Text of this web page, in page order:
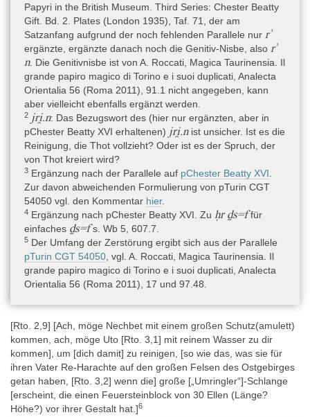
Digitaler Katalog
Museo Egizio Papyri
(noch nicht aktiv)
Erwerbsgeschichte
Der Papyrus wird im Jahr 1824 von Jean-François Champollion
als für seine Studien zur weiteren Entzifferung des Ägyptischen
herangezogen und in seinem „2. Brief“ an den Duc de Blacas
d’Aulps als „papyrus hiératique contenant les Litanies du dieu
Ooh-Thôouth
“ erwähnt (Champollion 1826, 46 [Kursivierung i.O.]
und eine Zeile faksimiliert auf Taf. 15, Nr. A; der „Brief“ ist auf S.
129 datiert auf Dezember 1824); als Cat. 1964 identifiziert von
Fabretti 1882, 256. Daher wird der Papyrus am
wahrscheinlichsten Teil der ersten Sammlung von Drovetti sein,
die im Oktober 1822 von der Academia della Scienze di Torino
angekauft worden war (dazu Ministero della pubblica istruzione
1880, Bd. 3, XII–XIII), so die Vermutung in der
Turiner Datenbank
Herkunft
Niltal südlich von Assiut bis zum 1. Katarakt » Theben »
westliches Ufer » Deir el-Medineh
Die Datenbank des Museo Egizio gibt fragend Deir el-Medineh als
Fundort an. Auch das dürfte auf der Annahme beruhen, der
Papyrus sei Teil der Sammlung Drovetti; denn der Großteil der
Papyri aus dieser Sammlung stammt aus Grabungen im
thebanischen Raum und hier speziell in der Gegend von Deir el-
Medineh (s. Roccati 2011, 11, Demarée 1993, 101).
Papyri in the British Museum. Third Series: Chester Beatty
Gift. Bd. 2. Plates (London 1935), Taf. 71, der am
Satzanfang aufgrund der noch fehlenden Parallele nur rʾ
ergänzte, ergänzte danach noch die Genitiv-Nisbe, also rʾ
n. Die Genitivnisbe ist von A. Roccati, Magica Taurinensia. Il
grande papiro magico di Torino e i suoi duplicati, Analecta
Orientalia 56 (Roma 2011), 91.1 nicht angegeben, kann
aber vielleicht ebenfalls ergänzt werden.
2 jri̯.n: Das Bezugswort des (hier nur ergänzten, aber in
pChester Beatty XVI erhaltenen) jri̯.nist unsicher. Ist es die
Reinigung, die Thot vollzieht? Oder ist es der Spruch, der
von Thot kreiert wird?
3 Ergänzung nach der Parallele auf pChester Beatty XVI
Zur davon abweichenden Formulierung von pTurin CGT
54050 vgl. den Kommentar hier.
4 Ergänzung nach pChester Beatty XVI. Zu ḥr ḏs=ffür
einfaches ḏs=fs. Wb 5, 607.7.
5 Der Umfang der Zerstörung ergibt sich aus der Parallele
pTurin CGT 54050 , vgl. A. Roccati, Magica Taurinensia. Il
grande papiro magico di Torino e i suoi duplicati, Analecta
Orientalia 56 (Roma 2011), 17 und 97.48.
[Rto. 2,9] [Ach, möge Nechbet mit einem großen Schutz(amulett)
kommen, ach, möge Uto [Rto. 3,1] mit reinem Wasser zu dir
kommen], um [dich damit] zu reinigen, [so wie das, was sie für
ihren Vater Re-Harachte auf den großen Felsen des Ostgebirges
getan haben, [Rto. 3,2] wenn die] große [„Umringler“]-Schlange
[erscheint, die einen Feuersteinblock von 30 Ellen (Länge?
Höhe?) vor ihrer Gestalt hat.]6